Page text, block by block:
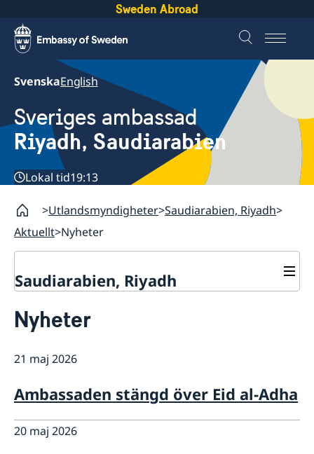
Sweden Abroad
SvenskaEnglish
Sveriges ambassad
Riyadh, Saudiarabien
Lokal tid19:13
Utlandsmyndigheter Saudiarabien, Riyadh
Aktuellt Nyheter
Saudiarabien, Riyadh
Om oss
Team Sweden
Svenska företag i Saudiarabien, Oman och Jemen
Aktuellt
Nyheter
Avgifter
Nyheter
21 maj 2026
Ambassaden stängd över Eid al-Adha
20 maj 2026